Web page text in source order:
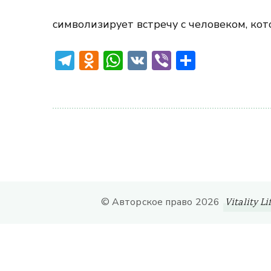
символизирует встречу с человеком,
Telegram
Odnoklassniki
WhatsApp
VKViber
© Авторское право 2026 Vitality